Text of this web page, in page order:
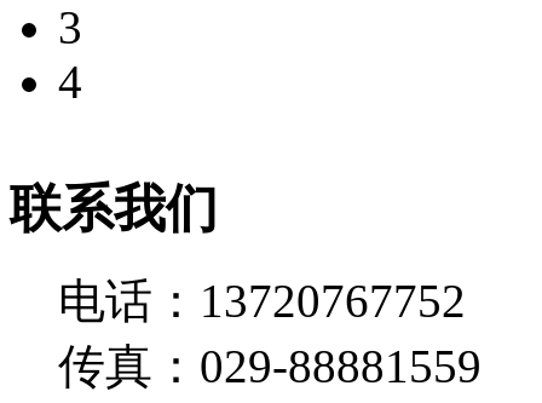
3
4
联系我们
电话：13720767752
传真：029-88881559